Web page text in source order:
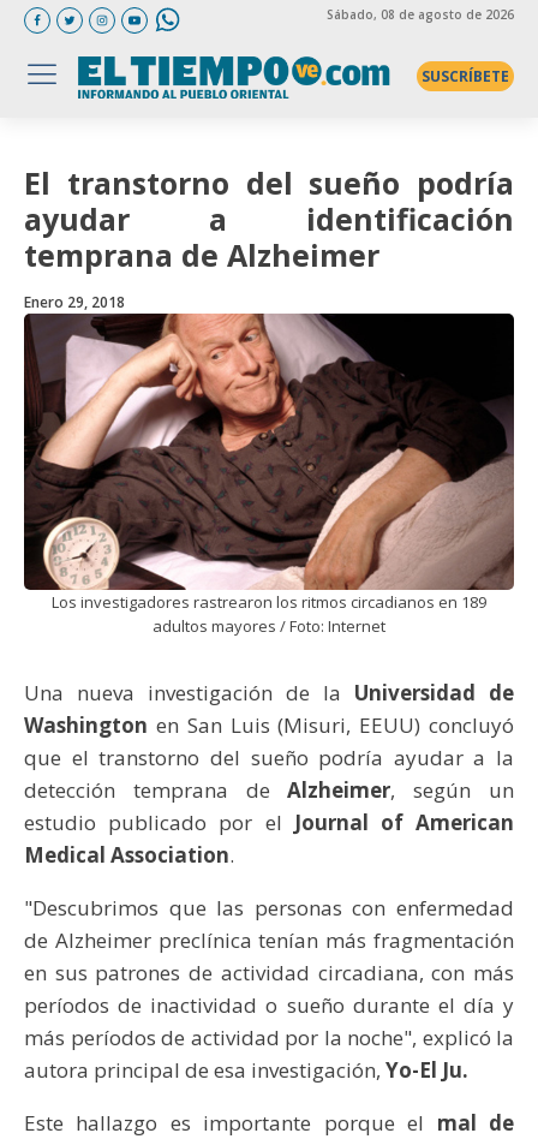
Sábado, 08 de agosto de 2026
SUSCRÍBETE
El transtorno del sueño podría
ayudar a identificación
temprana de Alzheimer
Enero 29, 2018
Los investigadores rastrearon los ritmos circadianos en 189
adultos mayores / Foto: Internet
Una nueva investigación de la Universidad de
Washington en San Luis (Misuri, EEUU) concluyó
que el transtorno del sueño podría ayudar a la
detección temprana deAlzheimer, según un
estudio publicado por el Journal of American
Medical Association.
"Descubrimos que las personas con enfermedad
de Alzheimer preclínica tenían más fragmentación
en sus patrones de actividad circadiana, con más
períodos de inactividad o sueño durante el día y
más períodos de actividad por la noche", explicó la
autora principal de esa investigación, Yo-El Ju.
Este hallazgo es importante porque el mal de